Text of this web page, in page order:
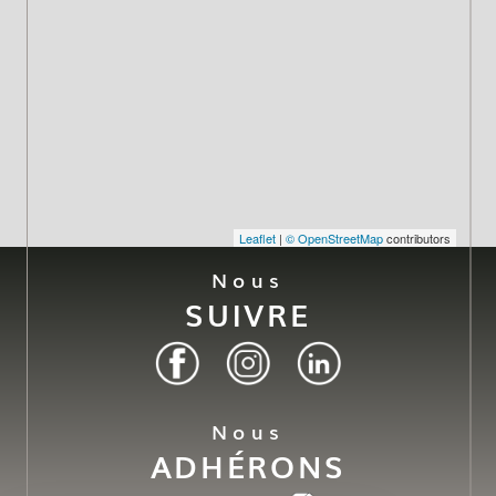
Leaflet | © OpenStreetMapcontributors
Nous
SUIVRE
Nous
ADHÉRONS